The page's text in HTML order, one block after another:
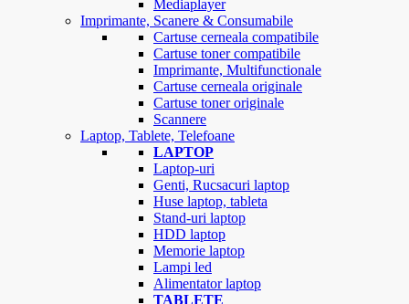
Mediaplayer
Imprimante, Scanere & Consumabile
Cartuse cerneala compatibile
Cartuse toner compatibile
Imprimante, Multifunctionale
Cartuse cerneala originale
Cartuse toner originale
Scannere
Laptop, Tablete, Telefoane
LAPTOP
Laptop-uri
Genti, Rucsacuri laptop
Huse laptop, tableta
Stand-uri laptop
HDD laptop
Memorie laptop
Lampi led
Alimentator laptop
TABLETE